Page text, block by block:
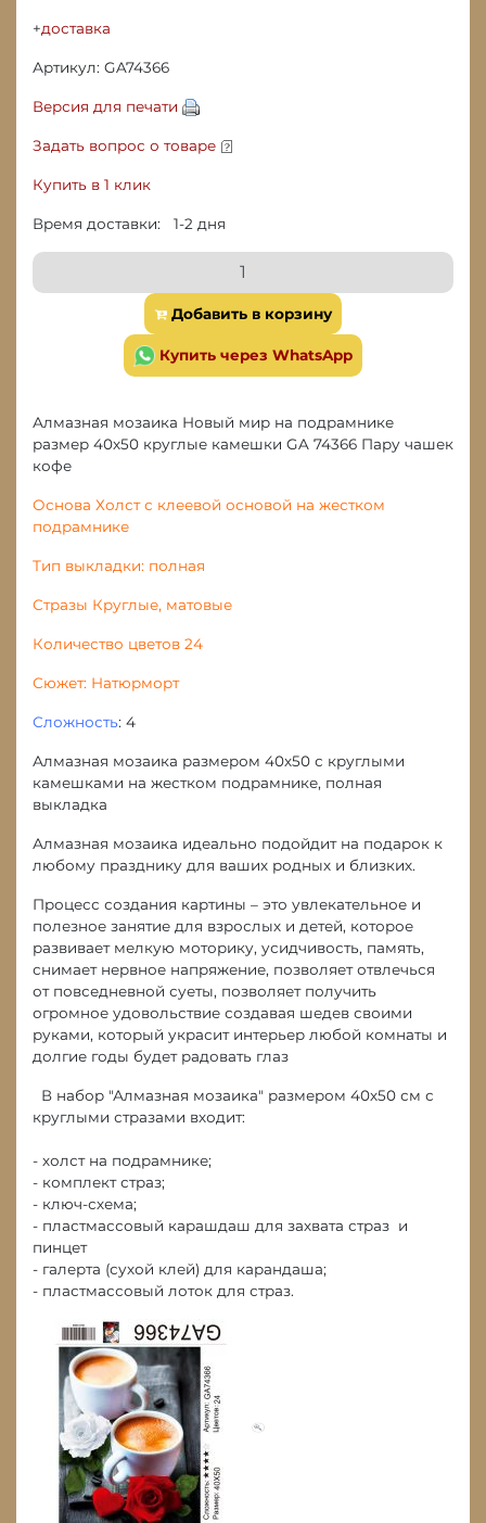
+доставка
Артикул: GA74366
Версия для печати
Задать вопрос о товаре
Купить в 1 клик
Время доставки: 1-2 дня
Добавить в корзину
Купить через WhatsApp
Алмазная мозаика Новый мир на подрамнике
размер 40х50 круглые камешки GA 74366 Пару чашек
кофе
Основа Холст с клеевой основой на жестком
подрамнике
Тип выкладки: полная
Стразы Круглые, матовые
Количество цветов 24
Сюжет: Натюрморт
Сложность: 4
Алмазная мозаика размером 40х50 с круглыми
камешками на жестком подрамнике, полная
выкладка
Алмазная мозаика идеально подойдит на подарок к
любому празднику для ваших родных и близких.
Процесс создания картины – это увлекательное и
полезное занятие для взрослых и детей, которое
развивает мелкую моторику, усидчивость, память,
снимает нервное напряжение, позволяет отвлечься
от повседневной суеты, позволяет получить
огромное удовольствие создавая шедев своими
руками, который украсит интерьер любой комнаты и
долгие годы будет радовать глаз
В набор "Алмазная мозаика" размером 40х50 см с
круглыми стразами входит:
- холст на подрамнике;
- комплект страз;
- ключ-схема;
- пластмассовый карашдаш для захвата страз и
пинцет
- галерта (сухой клей) для карандаша;
- пластмассовый лоток для страз.